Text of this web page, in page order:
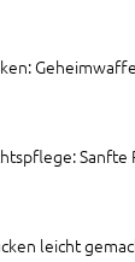
leicht